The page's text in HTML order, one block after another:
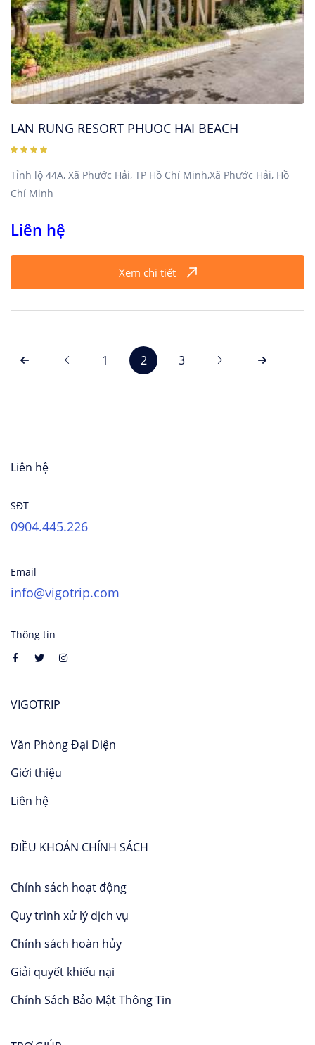
LAN RUNG RESORT PHUOC HAI BEACH
Tỉnh lộ 44A, Xã Phước Hải, TP Hồ Chí Minh,Xã Phước Hải, Hồ
Chí Minh
Liên hệ
Xem chi tiết
1 2 3
Liên hệ
SĐT
0904.445.226
Email
info@vigotrip.com
Thông tin
VIGOTRIP
Văn Phòng Đại Diện
Giới thiệu
Liên hệ
ĐIỀU KHOẢN CHÍNH SÁCH
Chính sách hoạt động
Quy trình xử lý dịch vụ
Chính sách hoàn hủy
Giải quyết khiếu nại
Chính Sách Bảo Mật Thông Tin